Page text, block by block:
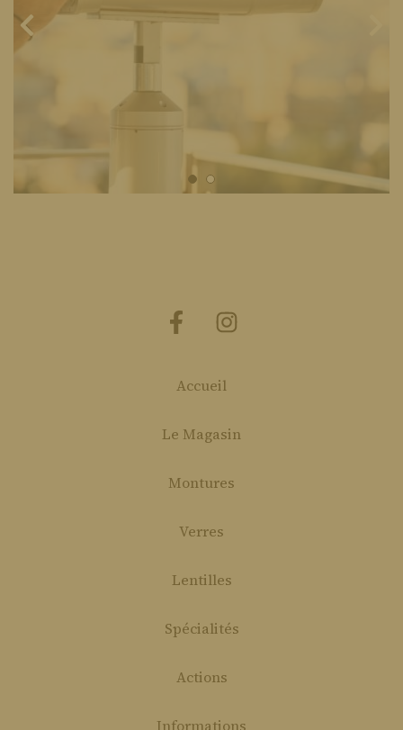
Accueil
Le Magasin
Montures
Verres
Lentilles
Spécialités
Actions
Informations